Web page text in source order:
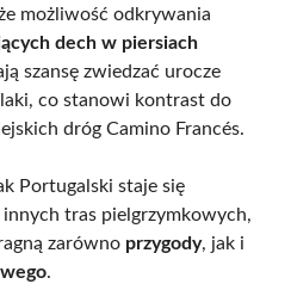
możliwość odkrywania
dech w piersiach
szansę zwiedzać urocze
co stanowi kontrast do
dróg Camino Francés.
Portugalski staje się
innych tras pielgrzymkowych,
zarówno przygody, jak i
.